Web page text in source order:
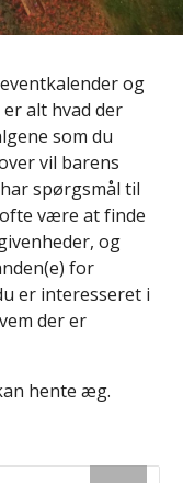
og
alt hvad der
som du
vil barens
spørgsmål til
være at finde
og
for
er interesseret i
der er
hente æg.